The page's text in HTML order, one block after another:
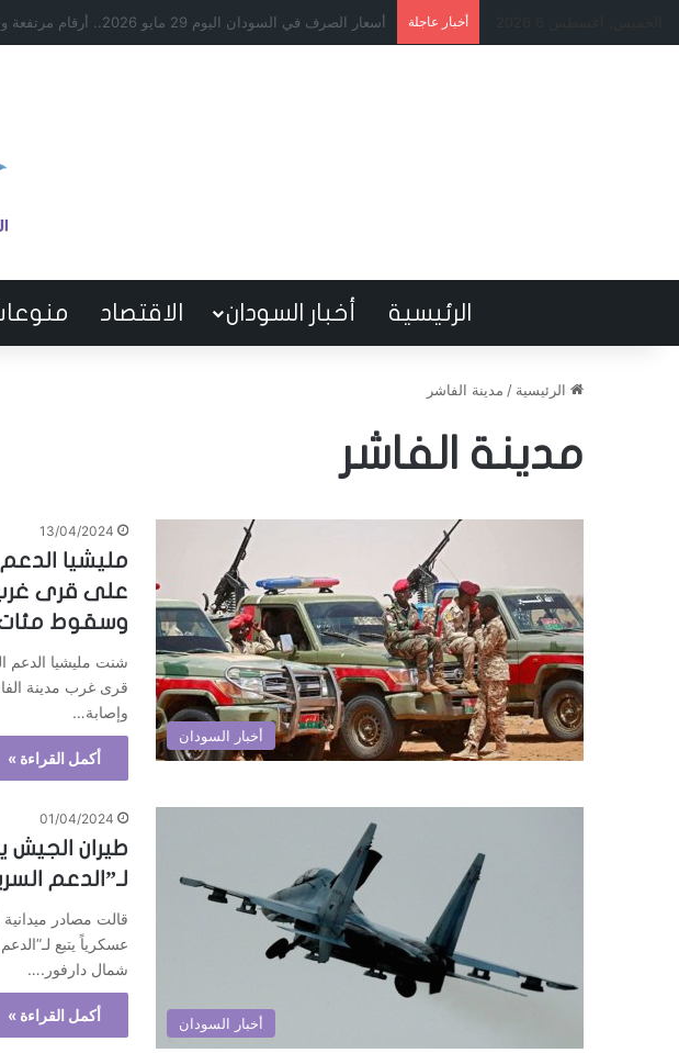
أخبار عاجلة شرط مالي يُعقّد صفقة صلاح.. الاتحاد السعودي لن يدفع كامل
الرئيسية أخبار السودان الاقتصاد
الرئيسية / مدينة الفاشر
مدينة الفاشر
أخبار السودان
13/04/2024
مليشيا
وسقوط
وإصابة…
أكمل القراءة »
أخبار السودان
01/04/2024
طيران الجيش
لـ”الدعم
قالت مصادر
عسكرياً يتبع
شمال دارفور.…
أكمل القراءة »